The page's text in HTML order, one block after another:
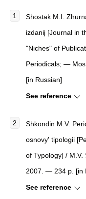
Shostak M.I.
izdanij [Journal in
"Niches" of
Periodicals; —
[in Russian]
See reference
Shkondin M.V.
osnovy' tipologii [
of Typology] / M.V.
2007. — 234 p. [in
See reference